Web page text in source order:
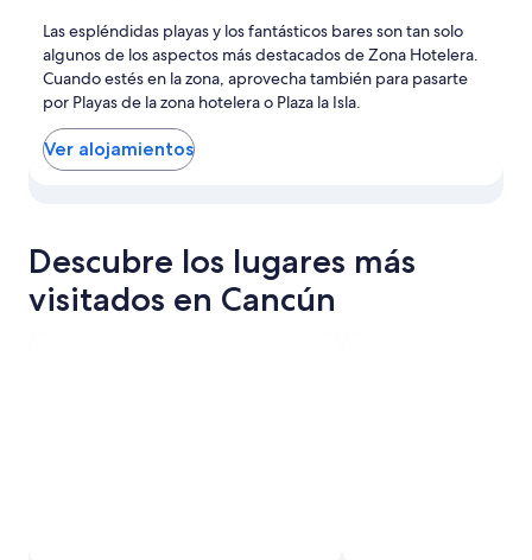
Las espléndidas playas y los fantásticos bares son tan solo
algunos de los aspectos más destacados de Zona Hotelera.
Cuando estés en la zona, aprovecha también para pasarte
por Playas de la zona hotelera o Plaza la Isla.
Ver alojamientos
Descubre los lugares más
visitados en Cancún